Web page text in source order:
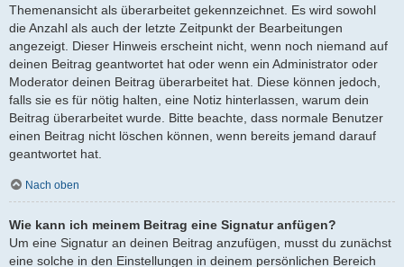
Themenansicht als überarbeitet gekennzeichnet. Es wird sowohl
die Anzahl als auch der letzte Zeitpunkt der Bearbeitungen
angezeigt. Dieser Hinweis erscheint nicht, wenn noch niemand auf
deinen Beitrag geantwortet hat oder wenn ein Administrator oder
Moderator deinen Beitrag überarbeitet hat. Diese können jedoch,
falls sie es für nötig halten, eine Notiz hinterlassen, warum dein
Beitrag überarbeitet wurde. Bitte beachte, dass normale Benutzer
einen Beitrag nicht löschen können, wenn bereits jemand darauf
geantwortet hat.
Nach oben
Wie kann ich meinem Beitrag eine Signatur anfügen?
Um eine Signatur an deinen Beitrag anzufügen, musst du zunächst
eine solche in den Einstellungen in deinem persönlichen Bereich